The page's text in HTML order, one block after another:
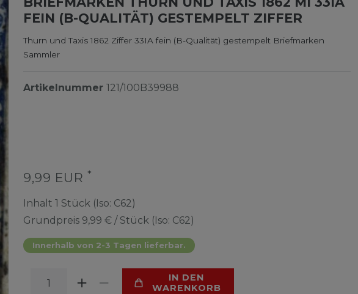
FEIN (B-QUALITÄT) GESTEMPELT ZIFFER
Thurn und Taxis 1862 Ziffer 33IA fein (B-Qualität) gestempelt Briefmarken
Sammler
Artikelnummer 121/100B39988
9,99 EUR *
Inhalt 1 Stück (Iso: C62)
Grundpreis 9,99 € / Stück (Iso: C62)
Innerhalb von 2-3 Tagen lieferbar.
IN DEN
WARENKORB